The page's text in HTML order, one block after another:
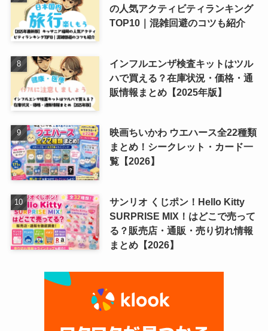
の人気アクティビティランキング
TOP10｜混雑回避のコツも紹介
インフルエンザ検査キットはツル
ハで買える？在庫状況・価格・通
販情報まとめ【2025年版】
映画ちいかわ ウエハース全22種類
まとめ！シークレット・カード一
覧【2026】
サンリオ くじポン！Hello Kitty
SURPRISE MIX！はどこで売って
る？販売店・通販・売り切れ情報
まとめ【2026】